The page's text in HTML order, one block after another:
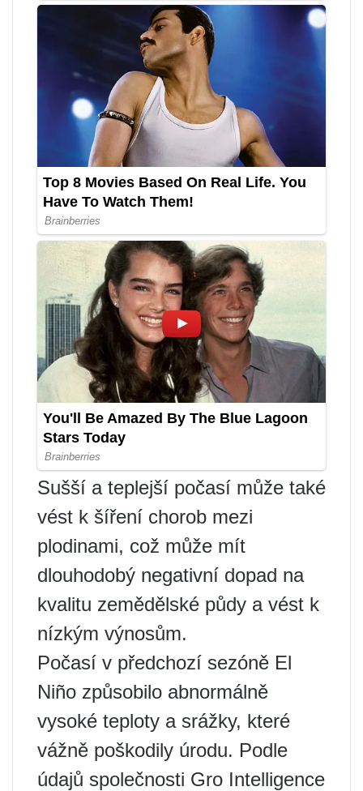
Sušší a teplejší počasí může také
vést k šíření chorob mezi
plodinami, což může mít
dlouhodobý negativní dopad na
kvalitu zemědělské půdy a vést k
nízkým výnosům.
Počasí v předchozí sezóně El
Niño způsobilo abnormálně
vysoké teploty a srážky, které
vážně poškodily úrodu. Podle
údajů společnosti Gro Intelligence